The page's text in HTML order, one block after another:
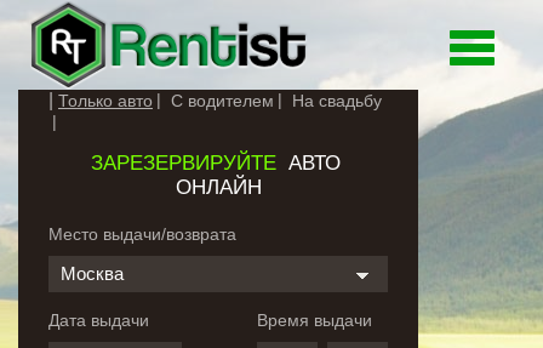
Toggle
Только авто С водителем На свадьбу
ЗАРЕЗЕРВИРУЙТЕАВТО
ОНЛАЙН
Место выдачи/возврата
Москва
Дата выдачи Время выдачи